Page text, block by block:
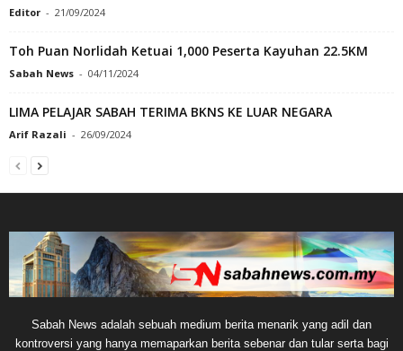
Editor - 21/09/2024
Toh Puan Norlidah Ketuai 1,000 Peserta Kayuhan 22.5KM
Sabah News - 04/11/2024
LIMA PELAJAR SABAH TERIMA BKNS KE LUAR NEGARA
Arif Razali - 26/09/2024
Sabah News adalah sebuah medium berita menarik yang adil dan
kontroversi yang hanya memaparkan berita sebenar dan tular serta bagi